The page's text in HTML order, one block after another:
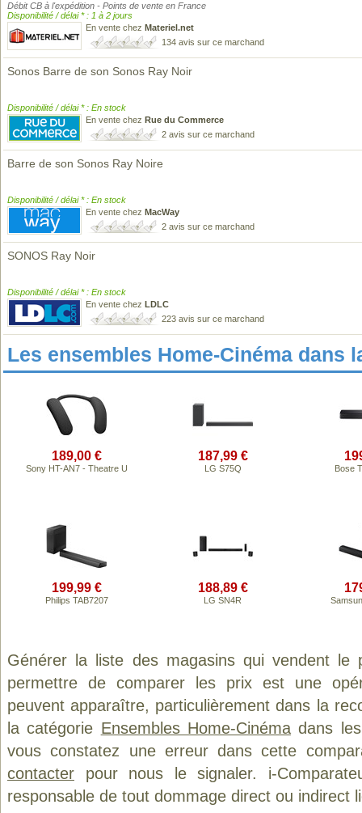
Débit CB à l'expédition - Points de vente en France
Disponibilité / délai * : 1 à 2 jours
En vente chez Materiel.net
134 avis sur ce marchand
Sonos Barre de son Sonos Ray Noir
Disponibilité / délai * : En stock
En vente chez Rue du Commerce
2 avis sur ce marchand
Barre de son Sonos Ray Noire
Disponibilité / délai * : En stock
En vente chez MacWay
2 avis sur ce marchand
SONOS Ray Noir
Disponibilité / délai * : En stock
En vente chez LDLC
223 avis sur ce marchand
Les ensembles Home-Cinéma dans
189,00 €
Sony HT-AN7 - Theatre U
187,99 €
LG S75Q Bose
199,99 €
Philips TAB7207
188,89 €
LG SN4R
Générer la liste des magasins qui vendent le
permettre de comparer les prix est une
peuvent apparaître, particulièrement dans la
la catégorie Ensembles Home-Cinémadans les
vous constatez une erreur dans cette
contacter pour nous le signaler. i-
responsable de tout dommage direct ou indirect